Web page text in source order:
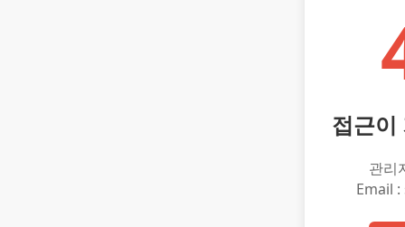
접근이
관리
Email